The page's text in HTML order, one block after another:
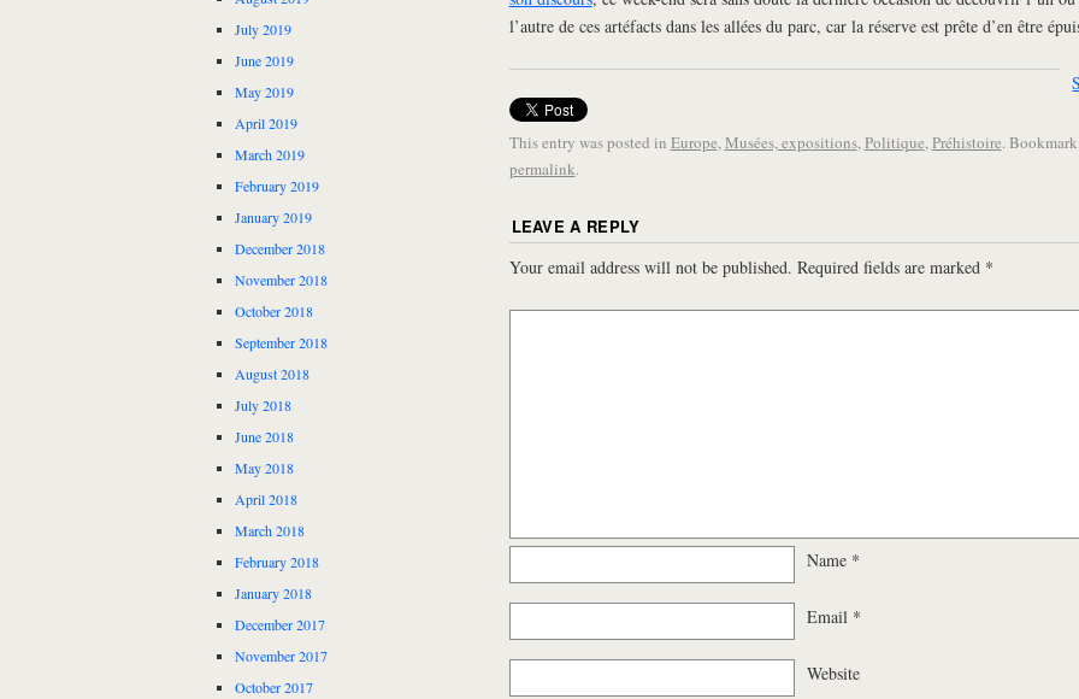
l’autre de ces artéfacts dans les allées du parc, car la réserve est prête d’en être
This entry was posted in Europe,Musées, expositions,Politique,Préhistoire.
permalink.
LEAVE A REPLY
Your email address will not be published. Required fields are marked *
Name *
Email *
Website
July 2019
June 2019
May 2019
April 2019
March 2019
February 2019
January 2019
December 2018
November 2018
October 2018
September 2018
August 2018
July 2018
June 2018
May 2018
April 2018
March 2018
February 2018
January 2018
December 2017
November 2017
October 2017